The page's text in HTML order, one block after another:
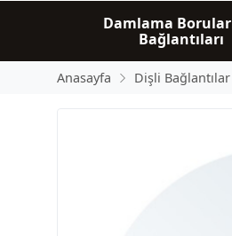
Damlama
Bağlantıları
Anasayfa Dişli Bağlantılar